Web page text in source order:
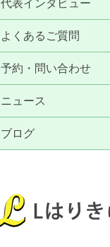
代表インタビュー
よくあるご質問
予約・問い合わせ
ニュース
ブログ